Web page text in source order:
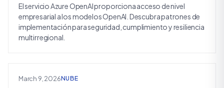
El servicio Azure OpenAI proporciona acceso de nivel
empresarial a los modelos OpenAI. Descubra patrones de
implementación para seguridad, cumplimiento y resiliencia
multirregional.
March 9, 2026NUBE